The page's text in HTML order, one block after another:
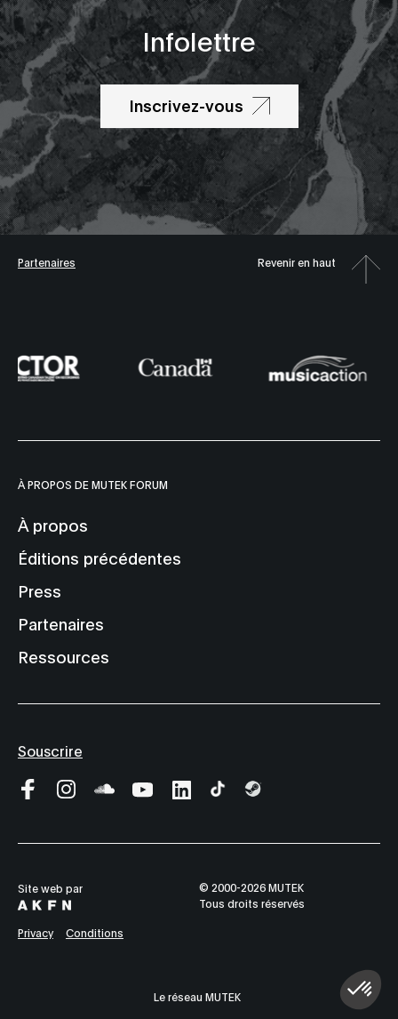
Infolettre
Inscrivez-vous
Partenaires Revenir en haut
À PROPOS DE MUTEK FORUM
À propos
Éditions précédentes
Press
Partenaires
Ressources
Souscrire
Site web par
© 2000-2026 MUTEK
Tous droits réservés
Privacy Conditions
Le réseau MUTEK